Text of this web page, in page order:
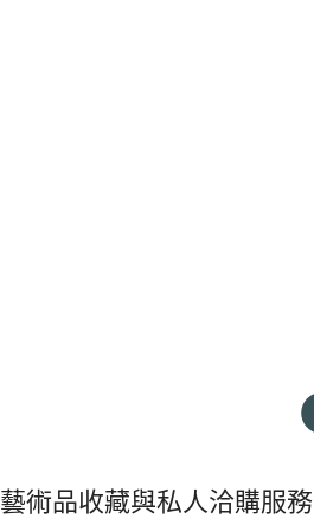
藝術品收藏與私人洽購服務